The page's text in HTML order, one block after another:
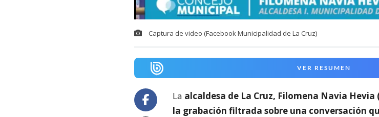
Captura de video (Facebook Municipalidad de La Cruz)
VER RESUMEN
La alcaldesa de La Cruz, Filomena Navia
la grabación filtrada sobre una conversación